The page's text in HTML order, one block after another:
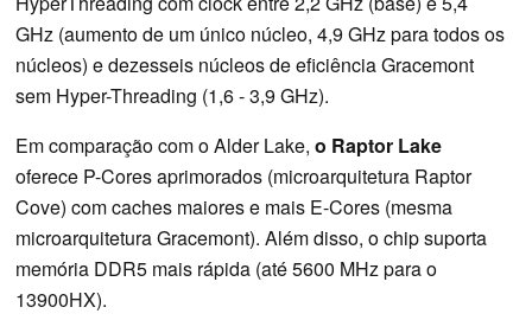
GHz (aumento de um único núcleo, 4,9 GHz para todos os
núcleos) e dezesseis núcleos de eficiência Gracemont
sem Hyper-Threading (1,6 - 3,9 GHz).
Em comparação com o Alder Lake, o Raptor Lake
oferece P-Cores aprimorados (microarquitetura Raptor
Cove) com caches maiores e mais E-Cores (mesma
microarquitetura Gracemont). Além disso, o chip suporta
memória DDR5 mais rápida (até 5600 MHz para o
13900HX).